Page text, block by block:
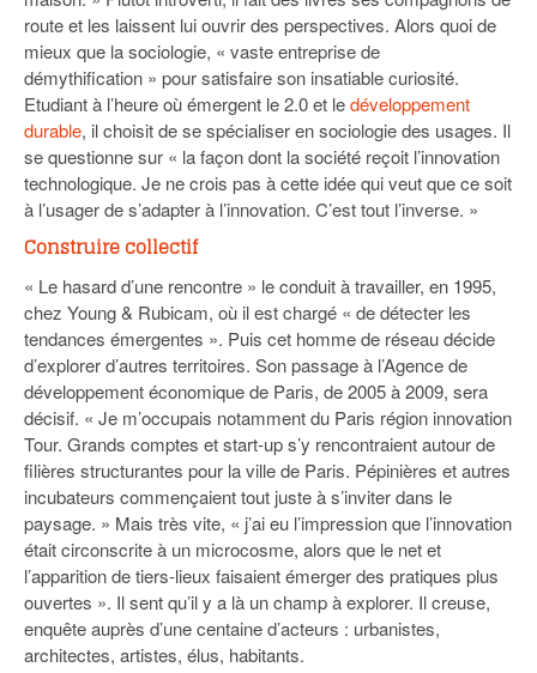
route et les laissent lui ouvrir des perspectives. Alors quoi de
mieux que la sociologie, « vaste entreprise de
démythification » pour satisfaire son insatiable curiosité.
Etudiant à l’heure où émergent le 2.0 et ledéveloppement
durable, il choisit de se spécialiser en sociologie des usages. Il
se questionne sur « la façon dont la société reçoit l’innovation
technologique. Je ne crois pas à cette idée qui veut que ce soit
à l’usager de s’adapter à l’innovation. C’est tout l’inverse. »
Construire collectif
« Le hasard d’une rencontre » le conduit à travailler, en 1995,
chez Young & Rubicam, où il est chargé « de détecter les
tendances émergentes ». Puis cet homme de réseau décide
d’explorer d’autres territoires. Son passage à l’Agence de
développement économique de Paris, de 2005 à 2009, sera
décisif. « Je m’occupais notamment du Paris région innovation
Tour. Grands comptes et start-up s’y rencontraient autour de
filières structurantes pour la ville de Paris. Pépinières et autres
incubateurs commençaient tout juste à s’inviter dans le
paysage. » Mais très vite, « j’ai eu l’impression que l’innovation
était circonscrite à un microcosme, alors que le net et
l’apparition de tiers-lieux faisaient émerger des pratiques plus
ouvertes ». Il sent qu’il y a là un champ à explorer. Il creuse,
enquête auprès d’une centaine d’acteurs : urbanistes,
architectes, artistes, élus, habitants.